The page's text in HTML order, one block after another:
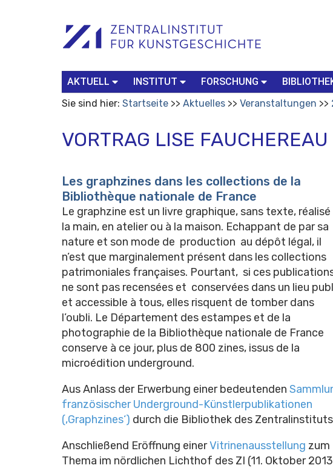
Werkzeuge
Search…
AKTUELL INSTITUT FORSCHUNG
Sie sind hier: Startseite Aktuelles Veranstaltungen
VORTRAG LISE FAUCHEREAU
Les graphzines dans les collections de la
Bibliothèque nationale de France
Le graphzine est un livre graphique, sans texte, réalisé
la main, en atelier ou à la maison. Echappant de par sa
nature et son mode de production au dépôt légal, il
n’est que marginalement présent dans les collections
patrimoniales françaises. Pourtant, si ces
ne sont pas recensées et conservées dans un lieu
et accessible à tous, elles risquent de tomber dans
l’oubli. Le Département des estampes et de la
photographie de la Bibliothèque nationale de France
conserve à ce jour, plus de 800 zines, issus de la
microédition underground.
Aus Anlass der Erwerbung einer bedeutenden
französischer Underground-Künstlerpublikationen
(‚Graphzines‘) durch die Bibliothek des
Anschließend Eröffnung einerVitrinenausstellung zum
Thema im nördlichen Lichthof des ZI (11. Oktober